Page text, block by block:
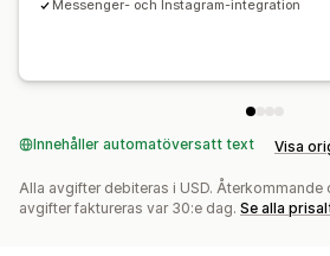
Messenger- och Instagram-integration
Innehåller automatöversatt text Visa
Alla avgifter debiteras i USD.
avgifter faktureras var 30:e dag. Se alla